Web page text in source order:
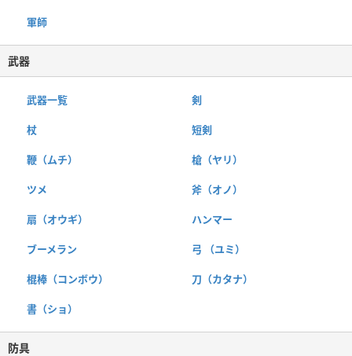
軍師
武器
武器一覧 剣
杖 短剣
鞭（ムチ） 槍（ヤリ）
ツメ 斧（オノ）
扇（オウギ） ハンマー
ブーメラン 弓 （ユミ）
棍棒（コンボウ） 刀（カタナ）
書（ショ）
防具